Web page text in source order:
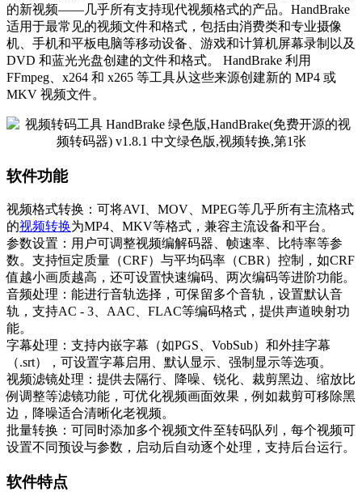
的新视频——几乎所有支持现代视频格式的产品。HandBrake
适用于最常见的视频文件和格式，包括由消费类和专业摄像
机、手机和平板电脑等移动设备、游戏和计算机屏幕录制以及
DVD 和蓝光光盘创建的文件和格式。 HandBrake 利用
FFmpeg、x264 和 x265 等工具从这些来源创建新的 MP4 或
MKV 视频文件。
软件功能
视频格式转换：可将AVI、MOV、MPEG等几乎所有主流格式
的视频转换为MP4、MKV等格式，兼容主流设备和平台。
参数设置：用户可调整视频编解码器、帧速率、比特率等参
数。支持恒定质量（CRF）与平均码率（CBR）控制，如CRF
值越小画质越高，还可设置快速编码、两次编码等进阶功能。
音频处理：能进行音轨选择，可保留多个音轨，设置默认音
轨，支持AC - 3、AAC、FLAC等编码格式，提供声道映射功
能。
字幕处理：支持内嵌字幕（如PGS、VobSub）和外挂字幕
（.srt），可设置字幕启用、默认显示、强制显示等选项。
视频滤镜处理：提供去隔行、降噪、锐化、裁剪黑边、缩放比
例调整等滤镜功能，可优化视频画面效果，例如裁剪可移除黑
边，降噪适合清晰化老视频。
批量转换：可同时添加多个视频文件至转码队列，每个视频可
设置不同预设与参数，启动后自动逐个处理，支持后台运行。
软件特点